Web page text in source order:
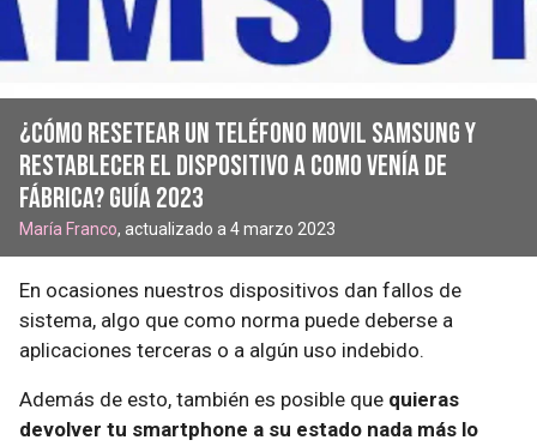
¿Cómo resetear un teléfono movil Samsung y
restablecer el dispositivo a como venía de
fábrica? Guía 2023
María Franco, actualizado a 4 marzo 2023
En ocasiones nuestros dispositivos dan fallos de
sistema, algo que como norma puede deberse a
aplicaciones terceras o a algún uso indebido.
Además de esto, también es posible que quieras
devolver tu smartphone a su estado nada más lo